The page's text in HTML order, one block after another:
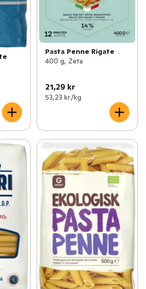
Pasta Penne Rigate
400 g, Zeta
21,29 kr
53,23 kr /kg